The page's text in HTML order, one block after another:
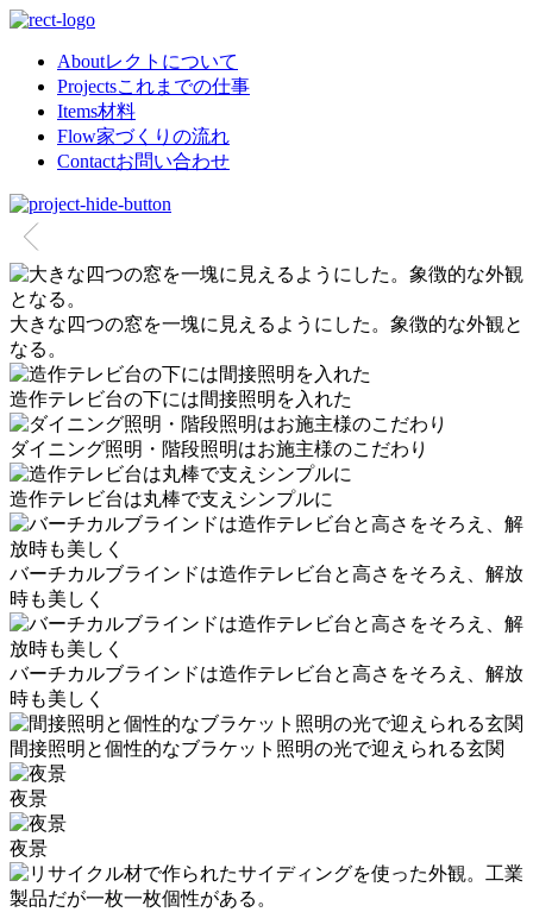
Aboutレクトについて
Projectsこれまでの仕事
Items材料
Flow家づくりの流れ
Contactお問い合わせ
大きな四つの窓を一塊に見えるようにした。象徴的な外観と
なる。
造作テレビ台の下には間接照明を入れた
ダイニング照明・階段照明はお施主様のこだわり
造作テレビ台は丸棒で支えシンプルに
バーチカルブラインドは造作テレビ台と高さをそろえ、解放
時も美しく
バーチカルブラインドは造作テレビ台と高さをそろえ、解放
時も美しく
間接照明と個性的なブラケット照明の光で迎えられる玄関
夜景
夜景